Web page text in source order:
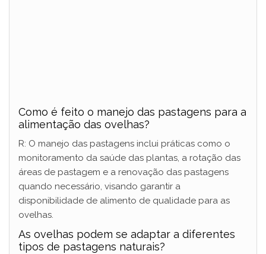
Como é feito o manejo das pastagens para a
alimentação das ovelhas?
R: O manejo das pastagens inclui práticas como o
monitoramento da saúde das plantas, a rotação das
áreas de pastagem e a renovação das pastagens
quando necessário, visando garantir a
disponibilidade de alimento de qualidade para as
ovelhas.
As ovelhas podem se adaptar a diferentes
tipos de pastagens naturais?